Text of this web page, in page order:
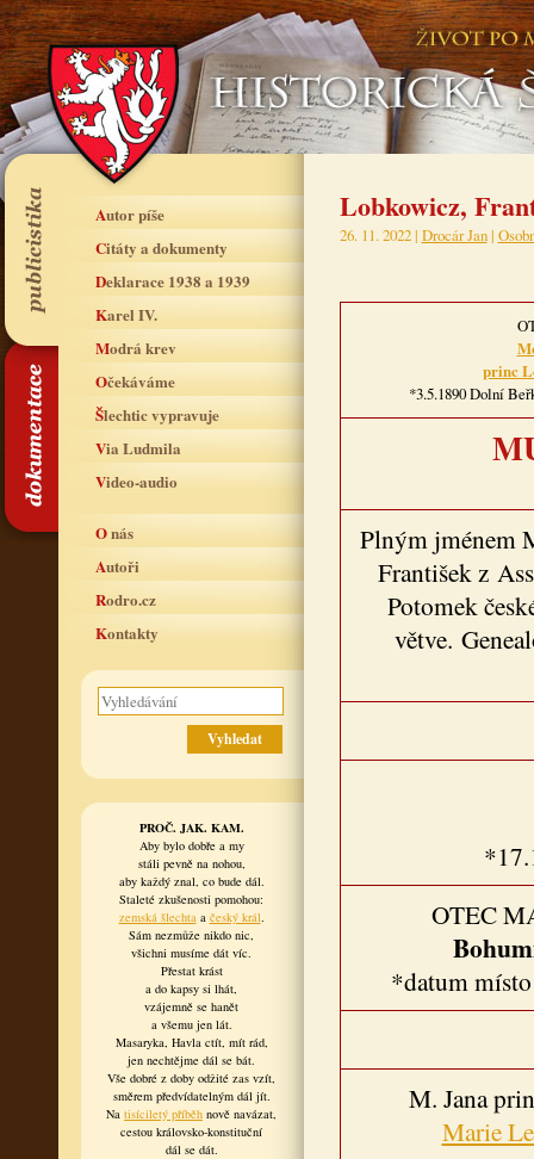
Autor píše
Citáty a dokumenty
Deklarace 1938 a 1939
Karel IV.
Modrá krev
Očekáváme
Šlechtic vypravuje
Via Ludmila
Video-audio
O nás
Autoři
Rodro.cz
Kontakty
PROČ. JAK. KAM.
Aby bylo dobře a my
stáli pevně na nohou,
aby každý znal, co bude dál.
Staleté zkušenosti pomohou:
zemská šlechtaa český král.
Sám nezmůže nikdo nic,
všichni musíme dát víc.
Přestat krást
a do kapsy si lhát,
vzájemně se hanět
a všemu jen lát.
Masaryka, Havla ctít, mít rád,
jen nechtějme dál se bát.
Vše dobré z doby odžité zas vzít,
směrem předvídatelným dál jít.
Na tisíciletý příběh nově navázat,
cestou královsko-konstituční
dál se dát.
Lobkowicz,
26. 11. 2022 | Drocár Jan|
princ
*3.5.1890 Dolní
Plným jménem
František z
Potomek
větve.
OTEC
*datum
M. Jana
Marie